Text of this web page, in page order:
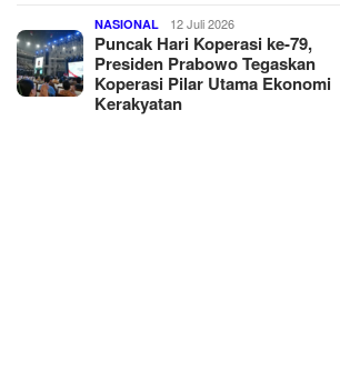
NASIONAL 12 Juli 2026
Puncak Hari Koperasi ke-79,
Presiden Prabowo Tegaskan
Koperasi Pilar Utama Ekonomi
Kerakyatan